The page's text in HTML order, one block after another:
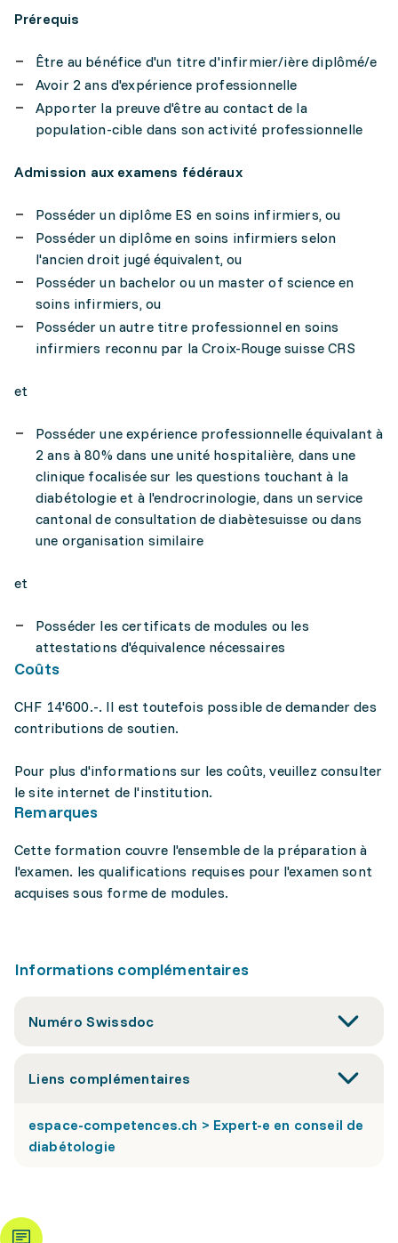
Prérequis
Être au bénéfice d'un titre d'infirmier/ière diplômé/e
Avoir 2 ans d'expérience professionnelle
Apporter la preuve d'être au contact de la
population-cible dans son activité professionnelle
Admission aux examens fédéraux
Posséder un diplôme ES en soins infirmiers, ou
Posséder un diplôme en soins infirmiers selon
l'ancien droit jugé équivalent, ou
Posséder un bachelor ou un master of science en
soins infirmiers, ou
Posséder un autre titre professionnel en soins
infirmiers reconnu par la Croix-Rouge suisse CRS
et
Posséder une expérience professionnelle équivalant à
2 ans à 80% dans une unité hospitalière, dans une
clinique focalisée sur les questions touchant à la
diabétologie et à l'endrocrinologie, dans un service
cantonal de consultation de diabètesuisse ou dans
une organisation similaire
et
Posséder les certificats de modules ou les
attestations d'équivalence nécessaires
Coûts
CHF 14'600.-. Il est toutefois possible de demander des
contributions de soutien.
Pour plus d'informations sur les coûts, veuillez consulter
le site internet de l'institution.
Remarques
Cette formation couvre l'ensemble de la préparation à
l'examen. les qualifications requises pour l'examen sont
acquises sous forme de modules.
Informations complémentaires
Numéro Swissdoc
Liens complémentaires
espace-competences.ch > Expert-e en conseil de
diabétologie